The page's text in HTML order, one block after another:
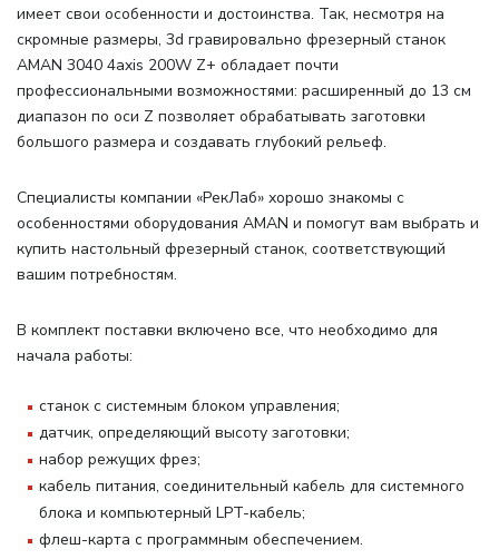
имеет свои особенности и достоинства. Так, несмотря на
скромные размеры, 3d гравировально фрезерный станок
AMAN 3040 4axis 200W Z+ обладает почти
профессиональными возможностями: расширенный до 13 см
диапазон по оси Z позволяет обрабатывать заготовки
большого размера и создавать глубокий рельеф.
Специалисты компании «РекЛаб» хорошо знакомы с
особенностями оборудования AMAN и помогут вам выбрать и
купить настольный фрезерный станок, соответствующий
вашим потребностям.
В комплект поставки включено все, что необходимо для
начала работы:
станок с системным блоком управления;
датчик, определяющий высоту заготовки;
набор режущих фрез;
кабель питания, соединительный кабель для системного
блока и компьютерный LPT-кабель;
флеш-карта с программным обеспечением.